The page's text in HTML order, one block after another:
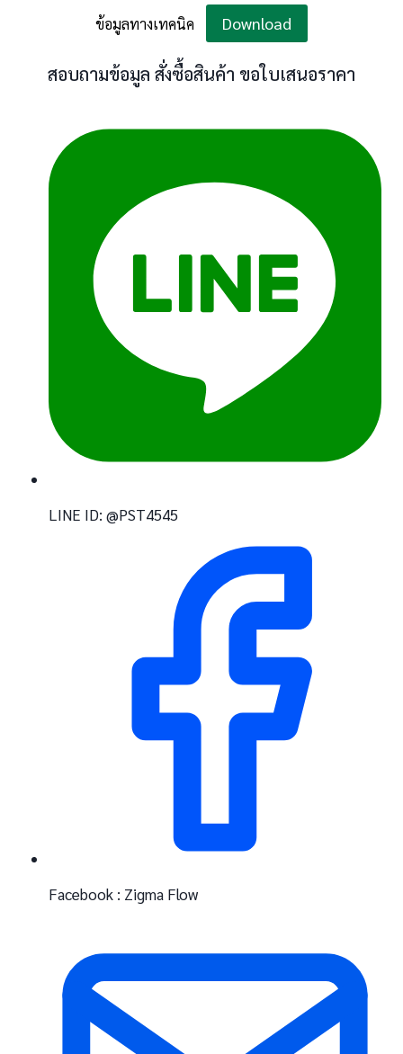
ข้อมูลทางเทคนิค Download
สอบถามข้อมูล สั่งซื้อสินค้า ขอใบเสนอราคา
LINE ID: @PST4545
Facebook : Zigma Flow